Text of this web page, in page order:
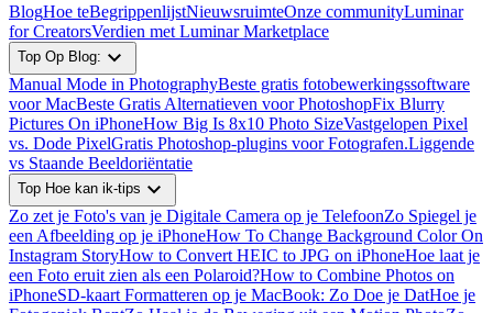
BlogHoe teBegrippenlijstNieuwsruimteOnze communityLuminar
for CreatorsVerdien met Luminar Marketplace
Top Op Blog: expand_more
Manual Mode in PhotographyBeste gratis fotobewerkingssoftware
voor MacBeste Gratis Alternatieven voor PhotoshopFix Blurry
Pictures On iPhoneHow Big Is 8x10 Photo SizeVastgelopen Pixel
vs. Dode PixelGratis Photoshop-plugins voor Fotografen.Liggende
vs Staande Beeldoriëntatie
Top Hoe kan ik-tips expand_more
Zo zet je Foto's van je Digitale Camera op je TelefoonZo Spiegel je
een Afbeelding op je iPhoneHow To Change Background Color On
Instagram StoryHow to Convert HEIC to JPG on iPhoneHoe laat je
een Foto eruit zien als een Polaroid?How to Combine Photos on
iPhoneSD-kaart Formatteren op je MacBook: Zo Doe je DatHoe je